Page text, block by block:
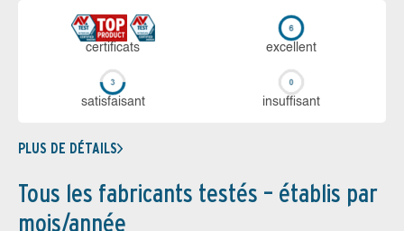
certi­ficats ex­cellent
sa­tis­fai­sant in­suf­fi­sant
PLUS DE DÉTAILS
Tous les fabricants testés – établis par
mois/année